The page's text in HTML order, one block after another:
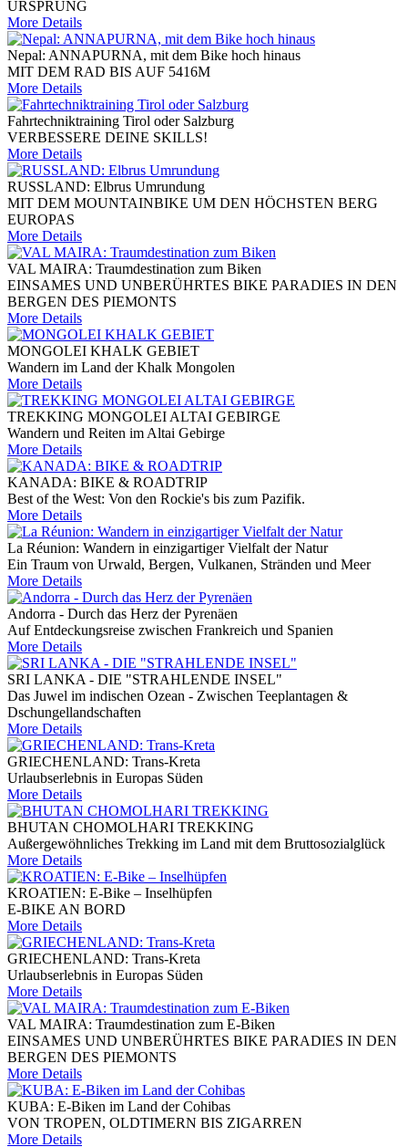
URSPRUNG
More Details
Nepal: ANNAPURNA, mit dem Bike hoch hinaus
MIT DEM RAD BIS AUF 5416M
More Details
Fahrtechniktraining Tirol oder Salzburg
VERBESSERE DEINE SKILLS!
More Details
RUSSLAND: Elbrus Umrundung
MIT DEM MOUNTAINBIKE UM DEN HÖCHSTEN BERG
EUROPAS
More Details
VAL MAIRA: Traumdestination zum Biken
EINSAMES UND UNBERÜHRTES BIKE PARADIES IN DEN
BERGEN DES PIEMONTS
More Details
MONGOLEI KHALK GEBIET
Wandern im Land der Khalk Mongolen
More Details
TREKKING MONGOLEI ALTAI GEBIRGE
Wandern und Reiten im Altai Gebirge
More Details
KANADA: BIKE & ROADTRIP
Best of the West: Von den Rockie's bis zum Pazifik.
More Details
La Réunion: Wandern in einzigartiger Vielfalt der Natur
Ein Traum von Urwald, Bergen, Vulkanen, Stränden und Meer
More Details
Andorra - Durch das Herz der Pyrenäen
Auf Entdeckungsreise zwischen Frankreich und Spanien
More Details
SRI LANKA - DIE "STRAHLENDE INSEL"
Das Juwel im indischen Ozean - Zwischen Teeplantagen &
Dschungellandschaften
More Details
GRIECHENLAND: Trans-Kreta
Urlaubserlebnis in Europas Süden
More Details
BHUTAN CHOMOLHARI TREKKING
Außergewöhnliches Trekking im Land mit dem Bruttosozialglück
More Details
KROATIEN: E-Bike – Inselhüpfen
E-BIKE AN BORD
More Details
GRIECHENLAND: Trans-Kreta
Urlaubserlebnis in Europas Süden
More Details
VAL MAIRA: Traumdestination zum E-Biken
EINSAMES UND UNBERÜHRTES BIKE PARADIES IN DEN
BERGEN DES PIEMONTS
More Details
KUBA: E-Biken im Land der Cohibas
VON TROPEN, OLDTIMERN BIS ZIGARREN
More Details